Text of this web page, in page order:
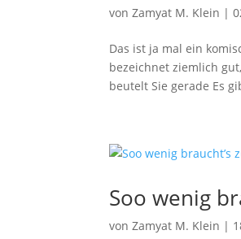
vonZamyat M. Klein |
Das ist ja mal ein
bezeichnet ziemlich
beutelt Sie gerade Es
Soo wenig
vonZamyat M. Klein |